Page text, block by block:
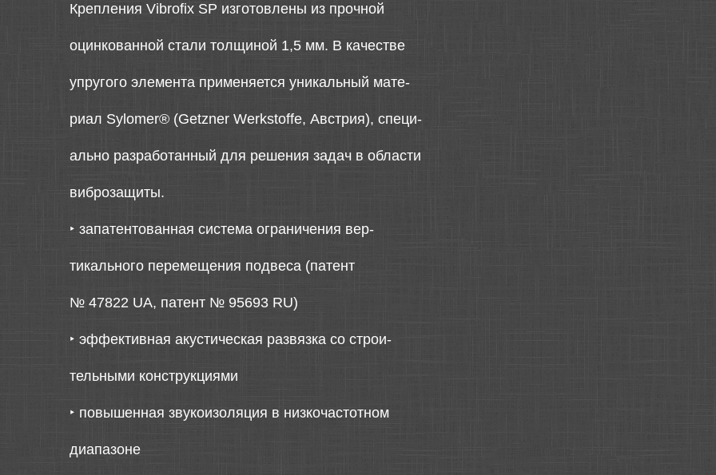
Крепления Vibrofix SP изготовлены из прочной
оцинкованной стали толщиной 1,5 мм. В качестве
упругого элемента применяется уникальный мате-
риал Sylomer® (Getzner Werkstoffe, Австрия), специ-
ально разработанный для решения задач в области
виброзащиты.
‣ запатентованная система ограничения вер-
тикального перемещения подвеса (патент
№ 47822 UA, патент № 95693 RU)
‣ эффективная акустическая развязка со строи-
тельными конструкциями
‣ повышенная звукоизоляция в низкочастотном
диапазоне